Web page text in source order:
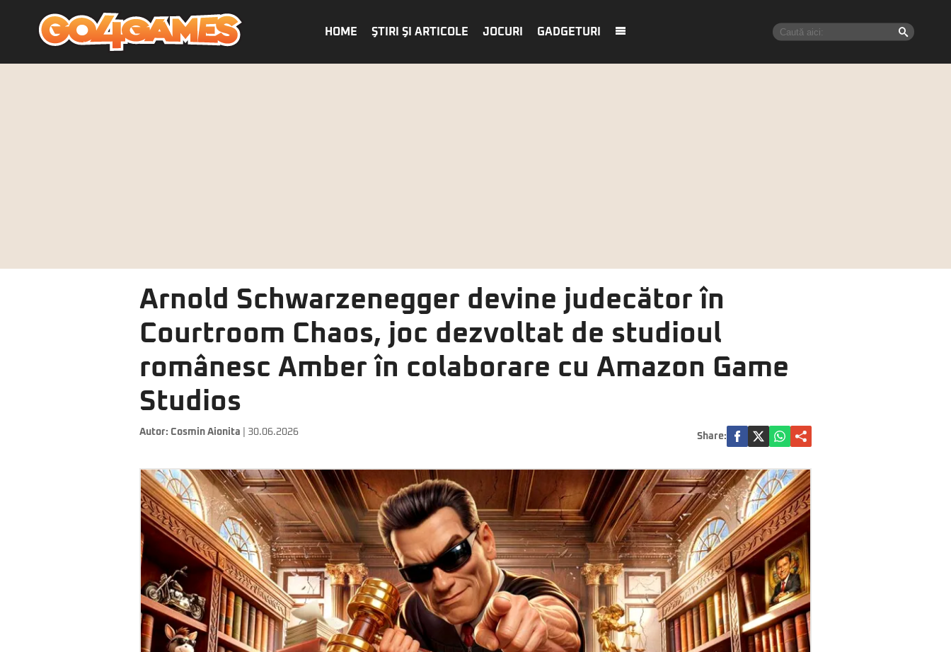
HOME ŞTIRI ŞI ARTICOLE JOCURI GADGETURI
Arnold Schwarzenegger devine judecător în
Courtroom Chaos, joc dezvoltat de studioul
românesc Amber în colaborare cu Amazon Game
Studios
Autor: Cosmin Aionita | 30.06.2026 Share: